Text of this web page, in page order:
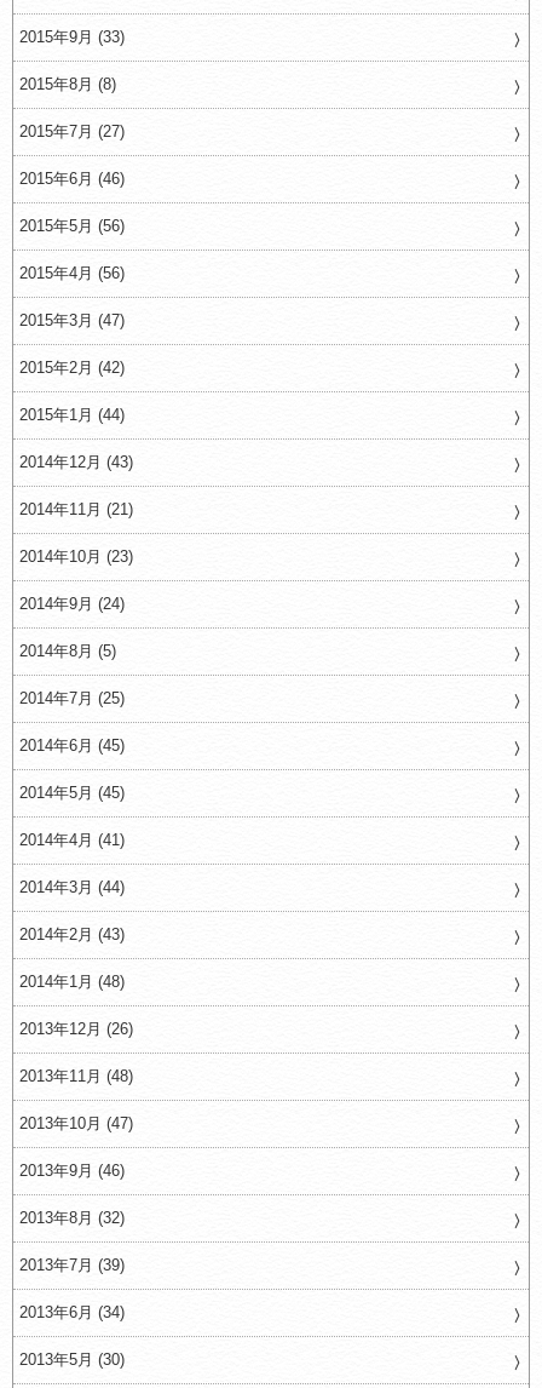
2015年9月 (33)
2015年8月 (8)
2015年7月 (27)
2015年6月 (46)
2015年5月 (56)
2015年4月 (56)
2015年3月 (47)
2015年2月 (42)
2015年1月 (44)
2014年12月 (43)
2014年11月 (21)
2014年10月 (23)
2014年9月 (24)
2014年8月 (5)
2014年7月 (25)
2014年6月 (45)
2014年5月 (45)
2014年4月 (41)
2014年3月 (44)
2014年2月 (43)
2014年1月 (48)
2013年12月 (26)
2013年11月 (48)
2013年10月 (47)
2013年9月 (46)
2013年8月 (32)
2013年7月 (39)
2013年6月 (34)
2013年5月 (30)